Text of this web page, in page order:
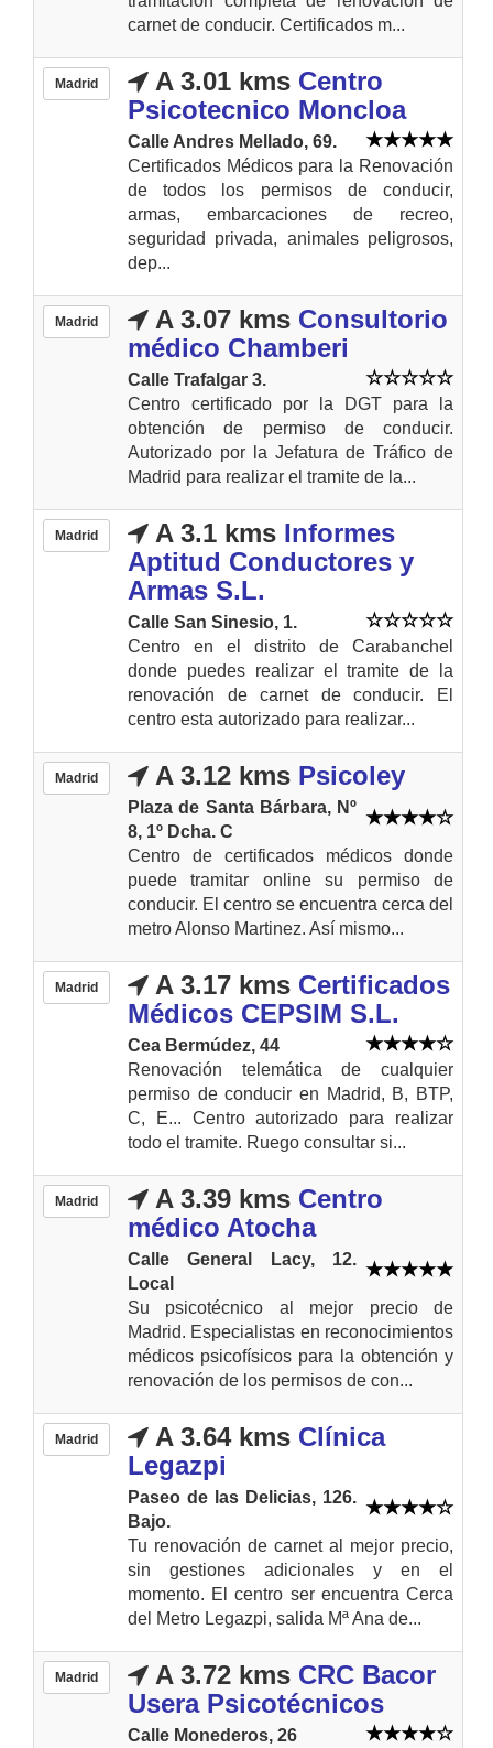
carnet de conducir. Certificados m...
Madrid A 3.01 kms Centro
Psicotecnico Moncloa
Calle Andres Mellado, 69.
Certificados Médicos para la Renovación
de todos los permisos de conducir,
armas, embarcaciones de recreo,
seguridad privada, animales peligrosos,
dep...
Madrid A 3.07 kms Consultorio
médico Chamberi
Calle Trafalgar 3.
Centro certificado por la DGT para la
obtención de permiso de conducir.
Autorizado por la Jefatura de Tráfico de
Madrid para realizar el tramite de la...
Madrid A 3.1 kms Informes
Aptitud Conductores y
Armas S.L.
Calle San Sinesio, 1.
Centro en el distrito de Carabanchel
donde puedes realizar el tramite de la
renovación de carnet de conducir. El
centro esta autorizado para realizar...
Madrid A 3.12 kms Psicoley
Plaza de Santa Bárbara, Nº
8, 1º Dcha. C
Centro de certificados médicos donde
puede tramitar online su permiso de
conducir. El centro se encuentra cerca del
metro Alonso Martinez. Así mismo...
Madrid A 3.17 kms Certificados
Médicos CEPSIM S.L.
Cea Bermúdez, 44
Renovación telemática de cualquier
permiso de conducir en Madrid, B, BTP,
C, E... Centro autorizado para realizar
todo el tramite. Ruego consultar si...
Madrid A 3.39 kms Centro
médico Atocha
Calle General Lacy, 12.
Local
Su psicotécnico al mejor precio de
Madrid. Especialistas en reconocimientos
médicos psicofísicos para la obtención y
renovación de los permisos de con...
Madrid A 3.64 kms Clínica
Legazpi
Paseo de las Delicias, 126.
Bajo.
Tu renovación de carnet al mejor precio,
sin gestiones adicionales y en el
momento. El centro ser encuentra Cerca
del Metro Legazpi, salida Mª Ana de...
Madrid A 3.72 kms CRC Bacor
Usera Psicotécnicos
Calle Monederos, 26